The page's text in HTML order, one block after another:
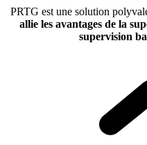
PRTG est une solution
allie les avantages de la
supervision